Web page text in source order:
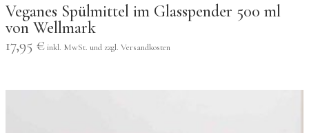
Veganes Spülmittel im Glasspender 500 ml
von Wellmark
17,95 €